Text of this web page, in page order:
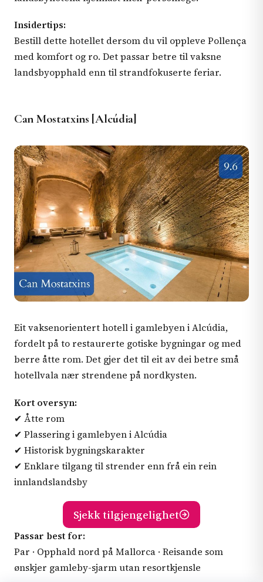
Insidertips:
Bestill dette hotellet dersom du vil oppleve Pollença
med komfort og ro. Det passar betre til vaksne
landsbyopphald enn til strandfokuserte feriar.
Can Mostatxins [Alcúdia]
Eit vaksenorientert hotell i gamlebyen i Alcúdia,
fordelt på to restaurerte gotiske bygningar og med
berre åtte rom. Det gjer det til eit av dei betre små
hotellvala nær strendene på nordkysten.
Kort oversyn:
✔ Åtte rom
✔ Plassering i gamlebyen i Alcúdia
✔ Historisk bygningskarakter
✔ Enklare tilgang til strender enn frå ein rein
innlandslandsby
Sjekk tilgjengelighet
Passar best for:
Par · Opphald nord på Mallorca · Reisande som
ønskjer gamleby-sjarm utan resortkjensle